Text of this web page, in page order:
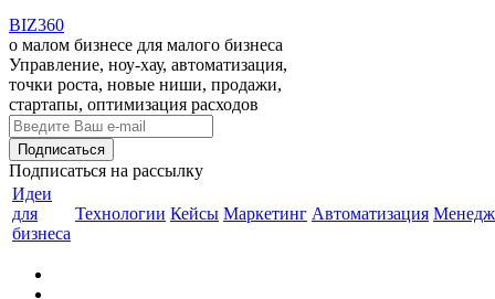
BIZ360
о малом бизнесе для малого бизнеса
Управление, ноу-хау, автоматизация,
точки роста, новые ниши, продажи,
стартапы, оптимизация расходов
Подписаться на рассылку
Идеи
для
бизнеса
Технологии Кейсы Маркетинг Автоматизация